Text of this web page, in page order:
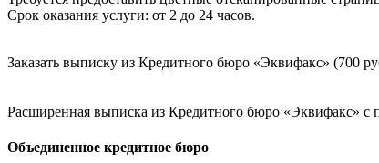
Срок оказания услуги: от 2 до 24 часов.
Заказать выписку из Кредитного бюро «Эквифакс» (700
Расширенная выписка из Кредитного бюро «Эквифакс» с
Объединенное кредитное бюро